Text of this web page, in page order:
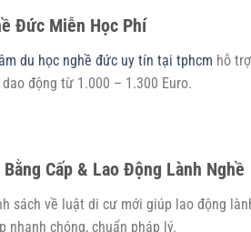
Đức Miễn Học Phí
du học nghề đức uy tín tại tphcm hỗ
động từ 1.000 – 1.300 Euro.
Cấp & Lao Động Lành Nghề
sách về luật di cư mới giúp lao động
nhanh chóng, chuẩn pháp lý.